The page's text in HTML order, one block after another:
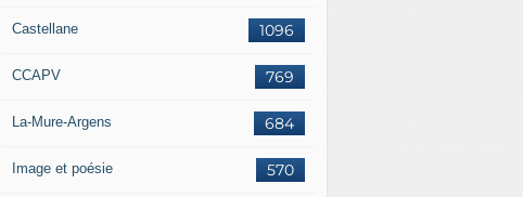
1096
Castellane
769
CCAPV
684
La-Mure-Argens
570
Image et poésie